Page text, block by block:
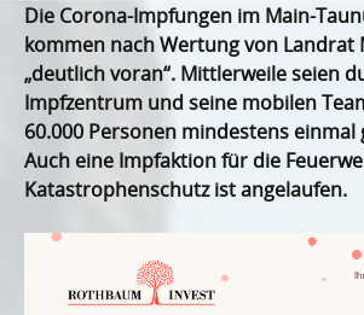
Die Corona-Impfungen im Main-
kommen nach Wertung von Landrat
„deutlich voran“. Mittlerweile seien
Impfzentrum und seine mobilen
60.000 Personen mindestens
Auch eine Impfaktion für die
Katastrophenschutz ist angelaufen.